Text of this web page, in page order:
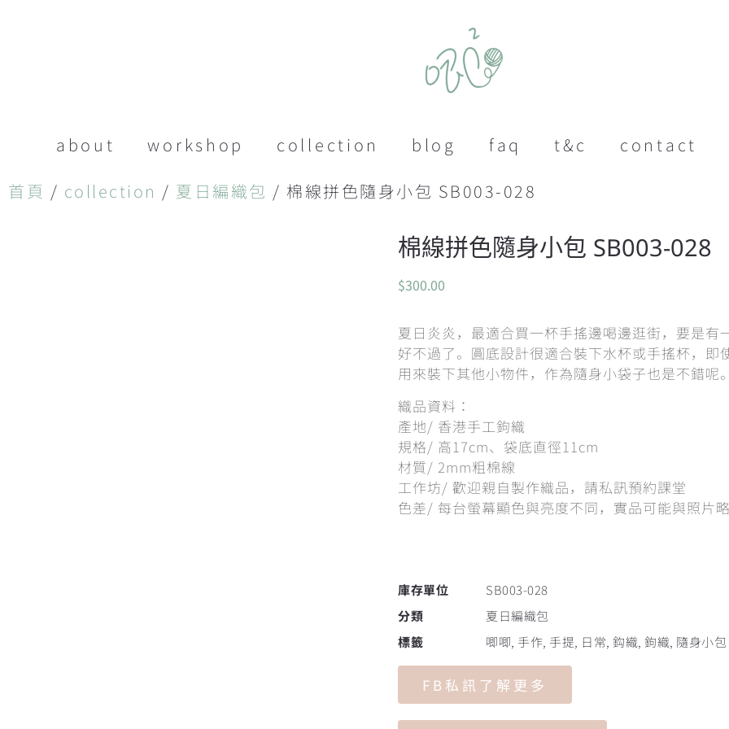
about workshop collection blog faq t&c contact
首頁 / collection / 夏日編織包 / 棉線拼色隨身小包 SB003-028
棉線拼色隨身小包 SB003-028
$300.00
夏日炎炎，最適合買一杯手搖邊喝邊逛街，要是有
好不過了。圓底設計很適合裝下水杯或手搖杯，即
用來裝下其他小物件，作為隨身小袋子也是不錯呢。
織品資料：
產地/ 香港手工鉤織
規格/ 高17cm、袋底直徑11cm
材質/ 2mm粗棉線
工作坊/ 歡迎親自製作織品，請私訊預約課堂
色差/ 每台螢幕顯色與亮度不同，實品可能與照片
庫存單位
SB003-028
分類
夏日編織包
標籤
唧唧, 手作, 手提, 日常, 鈎織, 鉤織, 隨身小包
FB私訊了解更多